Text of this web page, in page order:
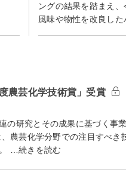
ングの結果を踏まえ、
風味や物性を改良し
農芸化学技術賞」受賞
研究とその成果に基づく事
農芸化学分野での注目すべき
…続きを読む